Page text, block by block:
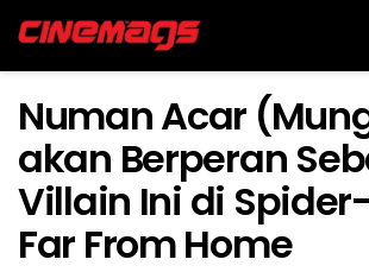
Numan Acar
akan Berperan
Villain Ini di
Far From Home